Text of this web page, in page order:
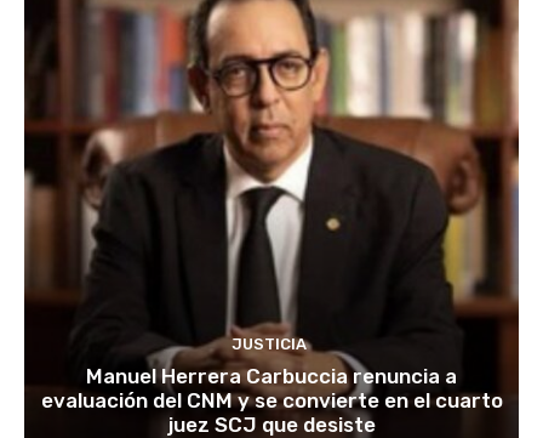
JUSTICIA
Manuel Herrera Carbuccia renuncia a
evaluación del CNM y se convierte en el cuarto
juez SCJ que desiste